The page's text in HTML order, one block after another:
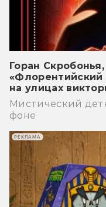
Горан
«Флорентийский
на улицах
Мистический
фоне
РЕКЛАМА